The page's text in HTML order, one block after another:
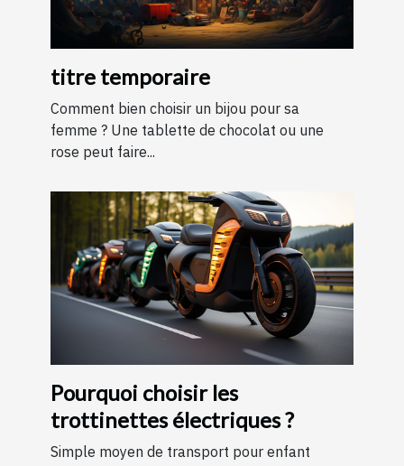
titre temporaire
Comment bien choisir un bijou pour sa
femme ? Une tablette de chocolat ou une
rose peut faire...
Pourquoi choisir les
trottinettes électriques ?
Simple moyen de transport pour enfant